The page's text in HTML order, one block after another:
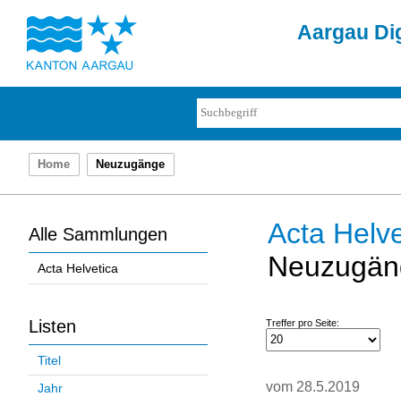
Aargau
Home Neuzugänge
Alle Sammlungen
Acta Helvetica
Listen
Titel
Jahr
Acta
Treffer pro Seite:
vom 28.5.2019